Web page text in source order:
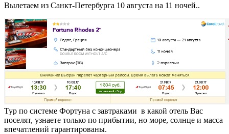
Вылетаем из Санкт-Петербурга 10 августа на 11 ночей..
Тур по системе Фортуна с завтраками в какой отель Вас
поселят, узнаете только по прибытии, но море, солнце и масса
впечатлений гарантированы.